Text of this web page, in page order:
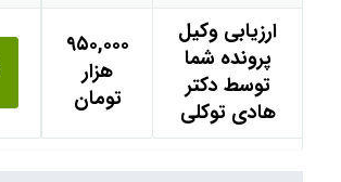
ارزیابی وکیل
پرونده شما
توسط دکتر
هادی توکلی
۹۵۰,۰۰۰
هزار
تومان